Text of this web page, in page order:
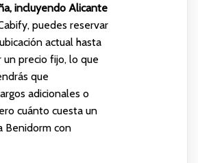
incluyendo Alicante
puedes reservar
actual hasta
precio fijo, lo que
que
adicionales o
cuánto cuesta un
Benidorm con